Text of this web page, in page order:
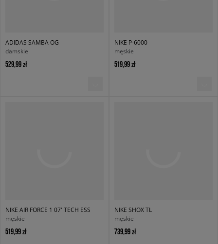
ADIDAS SAMBA OG
damskie
529,99 zł
NIKE P-6000
męskie
519,99 zł
NIKE AIR FORCE 1 07' TECH ESS
męskie
519,99 zł
NIKE SHOX TL
męskie
739,99 zł